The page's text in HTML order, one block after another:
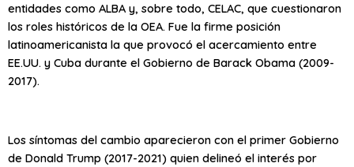
entidades como ALBA y, sobre todo, CELAC, que cuestionaron
los roles históricos de la OEA. Fue la firme posición
latinoamericanista la que provocó el acercamiento entre
EE.UU. y Cuba durante el Gobierno de Barack Obama (2009-
2017).
Los síntomas del cambio aparecieron con el primer Gobierno
de Donald Trump (2017-2021) quien delineó el interés por